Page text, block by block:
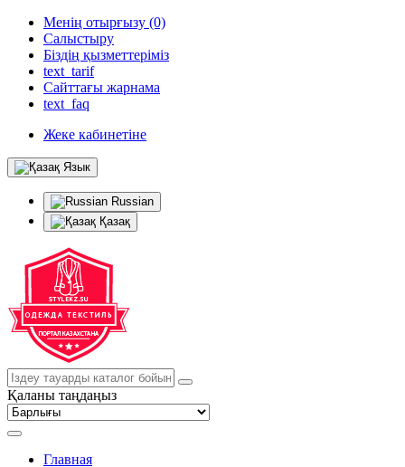
Менің отырғызу (0)
Салыстыру
Біздің қызметтеріміз
text_tarif
Сайттағы жарнама
text_faq
Жеке кабинетіне
Язык
Russian
Қазақ
Қаланы таңдаңыз
Главная